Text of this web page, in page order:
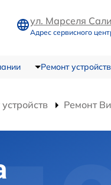
ул. Марселя
Адрес сервисного
Ремонт устройств
Ремонт